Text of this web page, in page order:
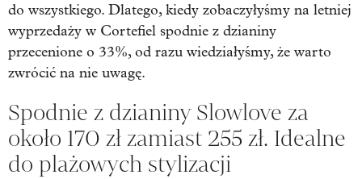
do wszystkiego. Dlatego, kiedy zobaczyłyśmy na letniej
wyprzedaży w Cortefiel spodnie z dzianiny
przecenione o 33%, od razu wiedziałyśmy, że warto
zwrócić na nie uwagę.
Spodnie z dzianiny Slowlove za
około 170 zł zamiast 255 zł. Idealne
do plażowych stylizacji